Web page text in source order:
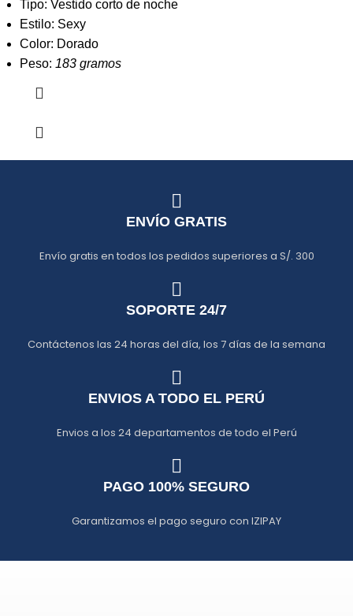
Tipo: Vestido corto de noche
Estilo: Sexy
Color: Dorado
Peso: 183 gramos
ENVÍO GRATIS
Envío gratis en todos los pedidos superiores a S/. 300
SOPORTE 24/7
Contáctenos las 24 horas del día, los 7 días de la semana
ENVIOS A TODO EL PERÚ
Envios a los 24 departamentos de todo el Perú
PAGO 100% SEGURO
Garantizamos el pago seguro con IZIPAY